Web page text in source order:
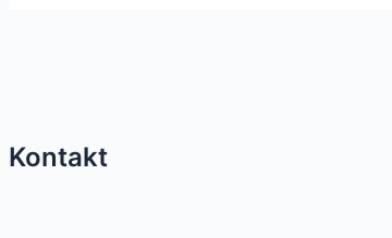
Kontakt